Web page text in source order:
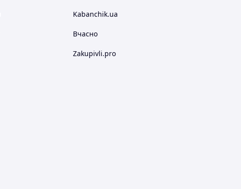
Kabanchik.ua
Вчасно
Zakupivli.pro